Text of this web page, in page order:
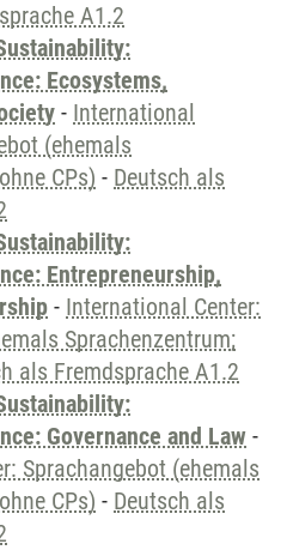
A1.2
Ecosystems,
- International
(ehemals
CPs) - Deutsch als
Entrepreneurship,
- International Center:
Sprachenzentrum;
als Fremdsprache A1.2
Governance and Law -
Sprachangebot (ehemals
CPs) - Deutsch als